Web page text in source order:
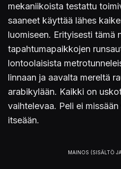
mekaniikoista testattu
saaneet käyttää lähes
luomiseen. Erityisesti tämä
tapahtumapaikkojen
lontoolaisista
linnaan ja aavalta mereltä
arabikylään. Kaikki on
vaihtelevaa. Peli ei
itseään.